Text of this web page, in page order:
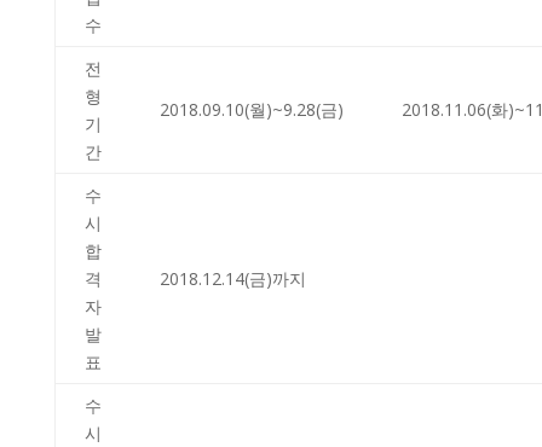
수
전
형
기
간
2018.09.10(월)~9.28(금) 2018.11.06(화
수
시
합
격
자
발
표
2018.12.14(금)까지
수
시